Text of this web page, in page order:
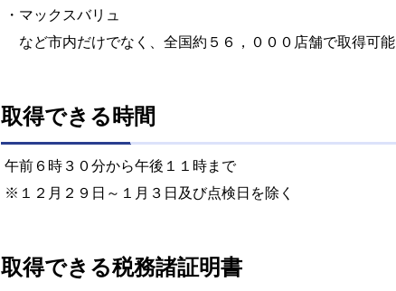
・マックスバリュ
など市内だけでなく、全国約５６，０００店舗で取得可能
取得できる時間
午前６時３０分から午後１１時まで
※１２月２９日～１月３日及び点検日を除く
取得できる税務諸証明書